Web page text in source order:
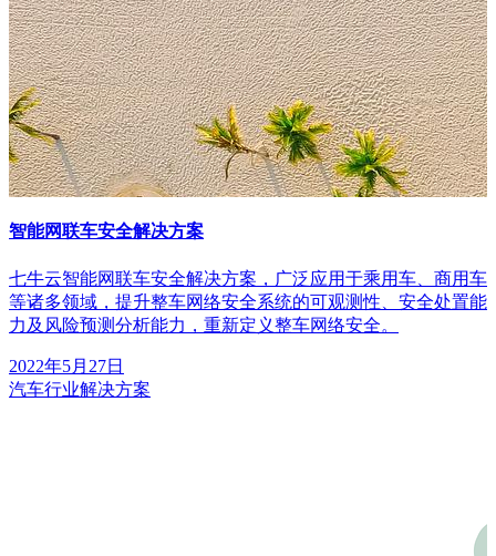
智能网联车安全解决方案
七牛云智能网联车安全解决方案，广泛应用于乘用车、商用车
等诸多领域，提升整车网络安全系统的可观测性、安全处置能
力及风险预测分析能力，重新定义整车网络安全。
2022年5月27日
汽车行业解决方案